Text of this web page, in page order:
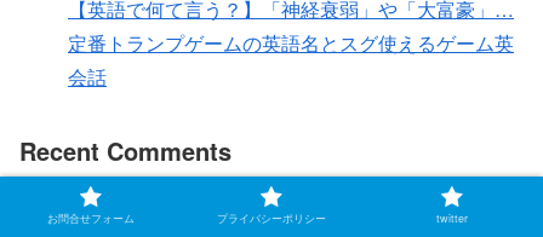
【英語で何て言う？】「神経衰弱」や「大富豪」…
定番トランプゲームの英語名とスグ使えるゲーム英
会話
Recent Comments
表示できるコメントはありません。
お問合せフォーム プライバシーポリシー twitter